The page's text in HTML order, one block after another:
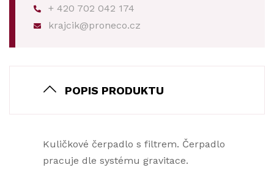
+ 420 702 042 174
krajcik@proneco.cz
POPIS PRODUKTU
Kuličkové čerpadlo s filtrem. Čerpadlo
pracuje dle systému gravitace.